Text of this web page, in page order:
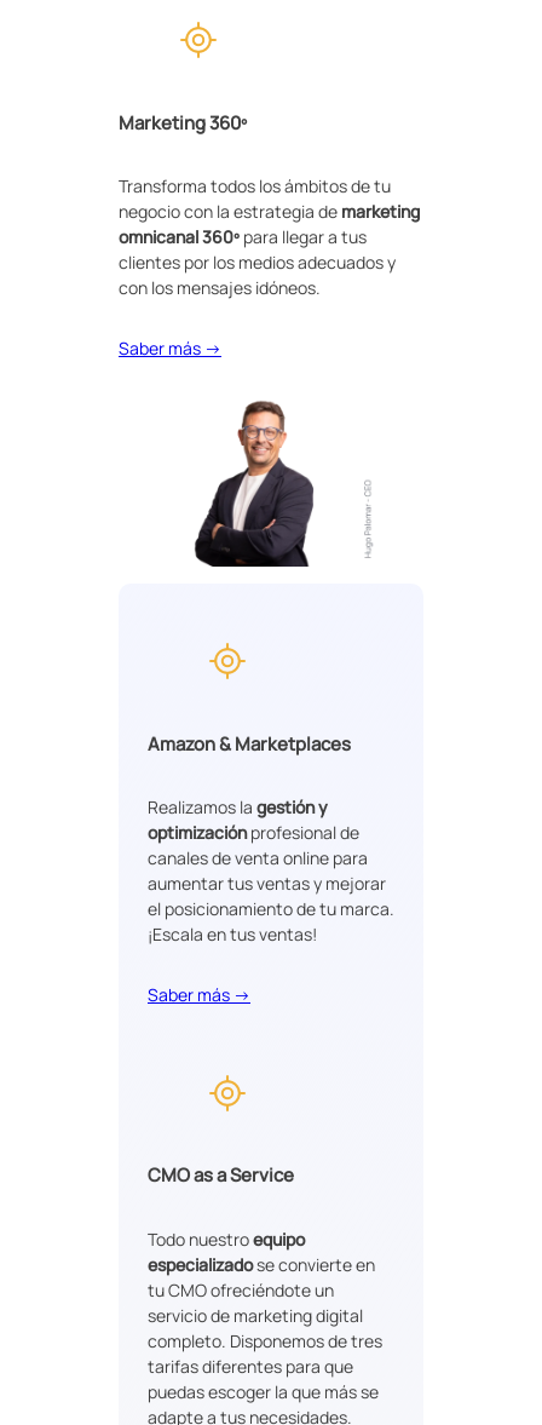
Marketing 360º
Transforma todos los ámbitos de tu
negocio con la estrategia de marketing
omnicanal 360º para llegar a tus
clientes por los medios adecuados y
con los mensajes idóneos.
Saber más →
Amazon & Marketplaces
Realizamos la gestión y
optimizaciónprofesional de
canales de venta online para
aumentar tus ventas y mejorar
el posicionamiento de tu marca.
¡Escala en tus ventas!
Saber más →
CMO as a Service
Todo nuestroequipo
especializadose convierte en
tu CMO ofreciéndote un
servicio de marketing digital
completo. Disponemos de tres
tarifas diferentes para que
puedas escoger la que más se
adapte a tus necesidades.